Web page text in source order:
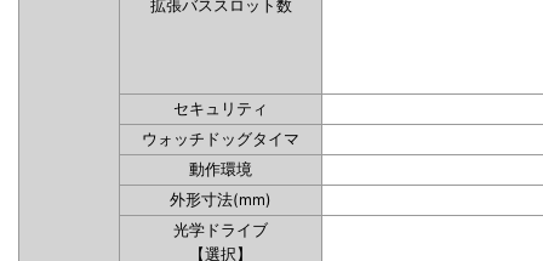
拡張バススロット数
セキュリティ
ウォッチドッグタイマ
動作環境
外形寸法(mm)
光学ドライブ
【選択】